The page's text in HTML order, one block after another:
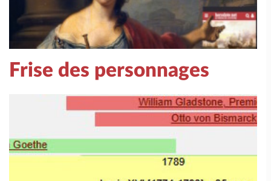
Frise des personnages